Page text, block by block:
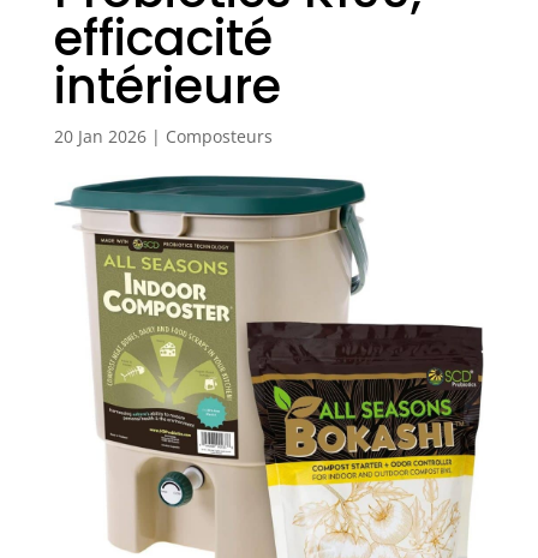
efficacité
intérieure
20 Jan 2026| Composteurs